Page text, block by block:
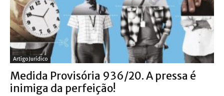
Artigo Jurídico
Medida Provisória 936/20. A pressa é
inimiga da perfeição!